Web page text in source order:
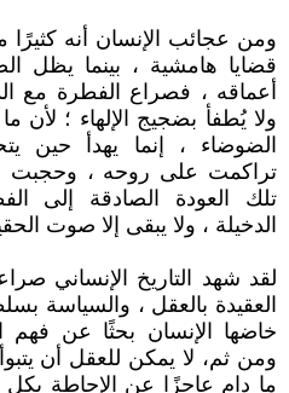
ومن عجائب الإنسان أنه كثيرًا
قضايا هامشية ، بينما يظل
أعماقه ، فصراع الفطرة مع
ولا يُطفأ بضجيج الإلهاء ؛ لأن
الضوضاء ، إنما يهدأ حين
تراكمت على روحه ، وحجبت
تلك العودة الصادقة إلى
الدخيلة ، ولا يبقى إلا صوت
لقد شهد التاريخ الإنساني
العقيدة بالعقل ، والسياسة
خاضها الإنسان بحثًا عن فهم
ومن ثم، لا يمكن للعقل أن
ما دام عاجزًا عن الإحاطة